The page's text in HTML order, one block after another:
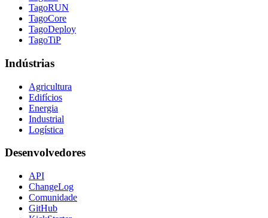
TagoRUN
TagoCore
TagoDeploy
TagoTiP
Indústrias
Agricultura
Edifícios
Energia
Industrial
Logística
Desenvolvedores
API
ChangeLog
Comunidade
GitHub